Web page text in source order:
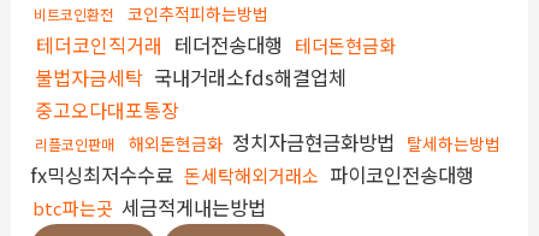
비트코인환전
코인추적피하는방법
테더코인직거래 테더전송대행 테더돈현금화
불법자금세탁 국내거래소fds해결업체
중고오다대포통장
리플코인판매 해외돈현금화 정치자금현금화방법 탈세하는방법
fx믹싱최저수수료 돈세탁해외거래소 파이코인전송대행
btc파는곳 세금적게내는방법